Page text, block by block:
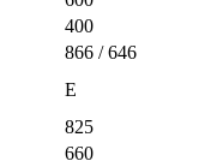
400
866 / 646
E
825
660